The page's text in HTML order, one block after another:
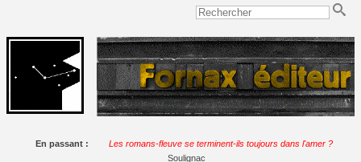
En passant :
Les romans-fleuve se terminent-ils toujours dans l'amer ?
Soulignac